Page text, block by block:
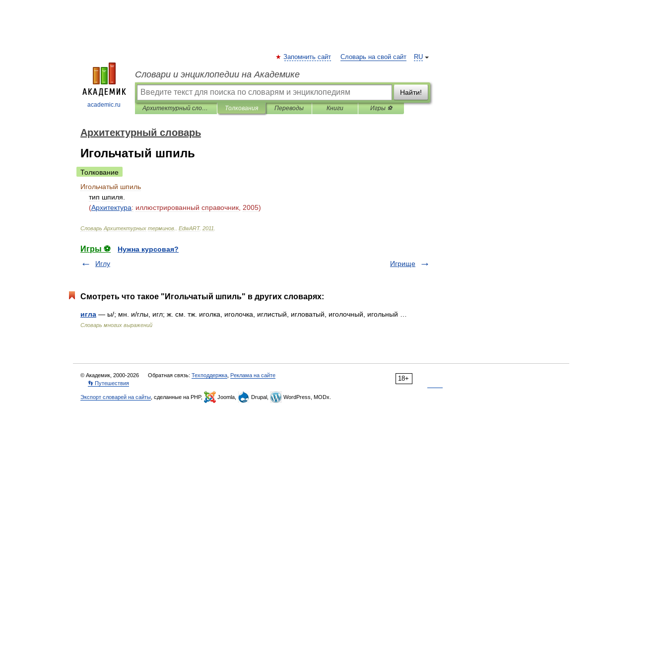
academic.ru
RU
Запомнить сайт Словарь на свой сайт
Словари и энциклопедии на Академике
Найти!
Архитектурный словарь Толкования Переводы Книги Игры ⚽
Архитектурный словарь
Игольчатый шпиль
Толкование
Игольчатый шпиль
тип шпиля
(Архитектура: иллюстрированный справочник 2005)
Словарь Архитектурных терминов EdwART. 2011
Игры ⚽
Нужна курсовая?
Иглу
Игрище
Смотреть что такое "Игольчатый шпиль" в других словарях:
игла — ы/; мн. и/глы, игл; ж. см. тж. иголка, иголочка, иглистый, игловатый, иголочный, игольный …
Словарь многих выражений
18+
© Академик, 2000-2026 Обратная связь: Техподдержка Реклама на сайте
👣 Путешествия
Экспорт словарей на сайты , сделанные на PHP, Joomla, Drupal, WordPress, MODx.